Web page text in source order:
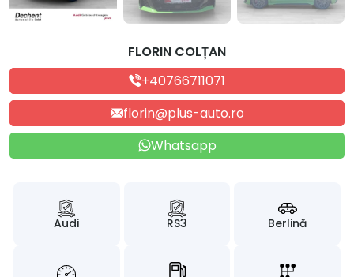
FLORIN COLȚAN
+40766711071
florin@plus-auto.ro
Whatsapp
Audi RS3 Berlină